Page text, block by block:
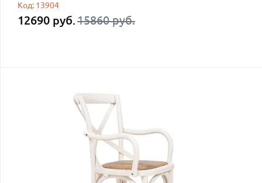
Код: 13904
12690 руб.15860 руб.